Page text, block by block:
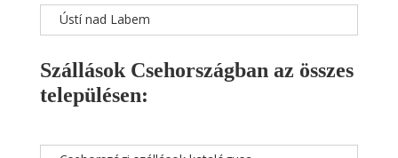
Ústí nad Labem
Szállások Csehországban az összes
településen: